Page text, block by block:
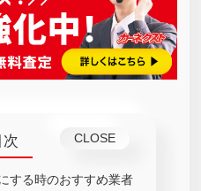
次
する時のおすすめ業者